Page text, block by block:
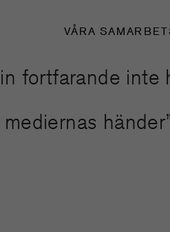
VÅRA
inte
mediernas